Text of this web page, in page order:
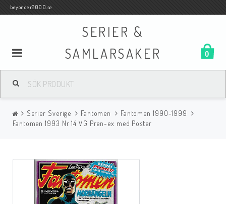
beyonder2000.se
SERIER &
SAMLARSAKER
0
Samlar- och Spelkort
Serier
Böcker
Serier Sverige Fantomen
Fantomen 1990-1999
Fantomen 1993 Nr 14 VG Pren-ex med Poster